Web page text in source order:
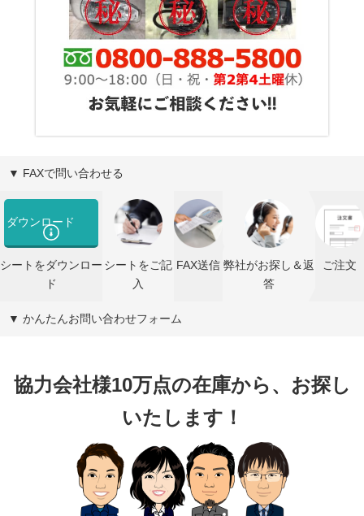
▼ FAXで問い合わせる
ダウンロード
シートをダウンロー
ド
シートをご記
入
FAX送信 弊社がお探し＆返
答
ご注文
▼ かんたんお問い合わせフォーム
協力会社様10万点の在庫から、お探し
いたします！